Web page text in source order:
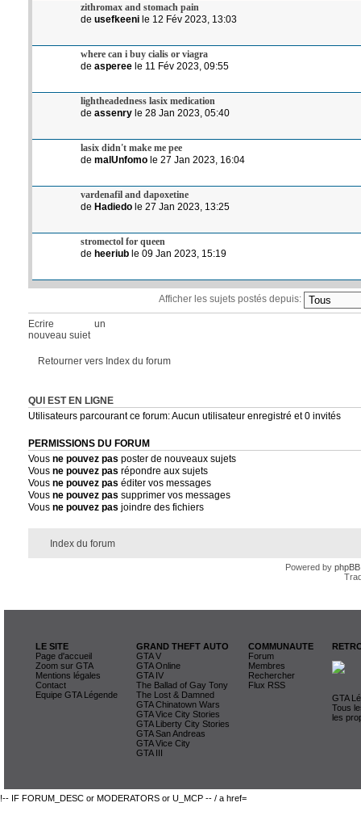
zithromax and stomach pain
de usefkeenile 12 Fév 2023, 13:03
where can i buy cialis or viagra
de aspereele 11 Fév 2023, 09:55
lightheadedness lasix medication
de assenryle 28 Jan 2023, 05:40
lasix didn't make me pee
de malUnfomole 27 Jan 2023, 16:04
vardenafil and dapoxetine
de Hadiedole 27 Jan 2023, 13:25
stromectol for queen
de heeriuble 09 Jan 2023, 15:19
Afficher les sujets postés depuis:
Ecrire un
nouveau sujet
Retourner vers Index du forum
QUI EST EN LIGNE
Utilisateurs parcourant ce forum: Aucun utilisateur enregistré et 0 invités
PERMISSIONS DU FORUM
Vous ne pouvez pas poster de nouveaux sujets
Vous ne pouvez pas répondre aux sujets
Vous ne pouvez pas éditer vos messages
Vous ne pouvez pas supprimer vos messages
Vous ne pouvez pas joindre des fichiers
Index du forum
Powered by phpBB
LE SITE
Page d'accueil
Zoom sur GTA
Mentions légales
Contact
Equipe GTA Légende
GRAND THEFT AUTO
GTA V
GTA Online
GTA IV
The Ballad of Gay Tony
The Lost & Damned
GTA Chinatown Wars
GTA Vice City Stories
GTA Liberty City Stories
GTA San Andreas
GTA Vice City
GTA III
COMMUNAUTE
Forum
Membres
Rechercher
Flux RSS
GTA
Tous
les
!-- IF FORUM_DESC or MODERATORS or U_MCP -- / a href=